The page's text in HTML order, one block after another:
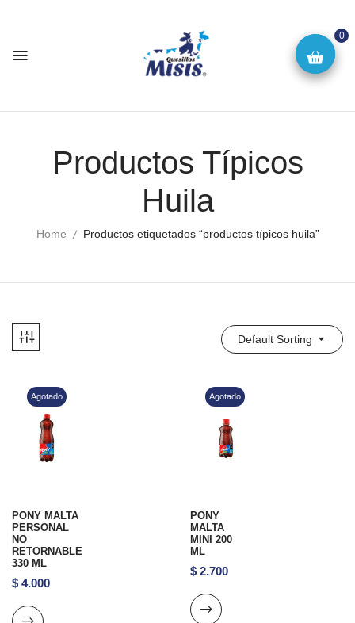
0
Productos Típicos
Huila
Home Productos etiquetados “productos típicos huila”
Default Sorting
Agotado
PONY MALTA
PERSONAL
NO
RETORNABLE
330 ML
$ 4.000
Agotado
PONY
MALTA
MINI 200
ML
$2.700